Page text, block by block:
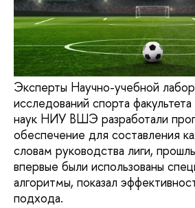
Эксперты Научно-учебной
исследований спорта
наук НИУ ВШЭ разработали
обеспечение для составления
словам руководства лиги,
впервые были использованы
алгоритмы, показал
подхода.